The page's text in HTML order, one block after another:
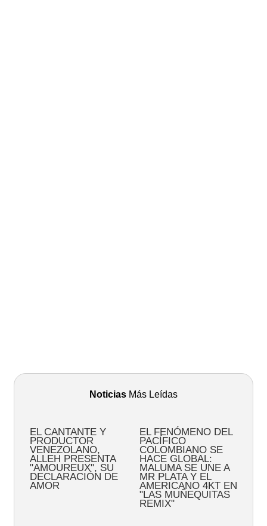
Noticias Más Leídas
EL CANTANTE Y
PRODUCTOR
VENEZOLANO,
ALLEH PRESENTA
"AMOUREUX", SU
DECLARACIÓN DE
AMOR
EL FENÓMENO DEL
PACÍFICO
COLOMBIANO SE
HACE GLOBAL:
MALUMA SE UNE A
MR PLATA Y EL
AMERICANO 4KT EN
"LAS MUÑEQUITAS
REMIX"